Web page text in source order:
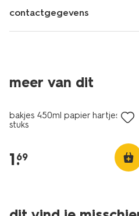
contactgegevens
meer van dit
bakjes 450ml papier hartjes - 4
stuks
1.
69